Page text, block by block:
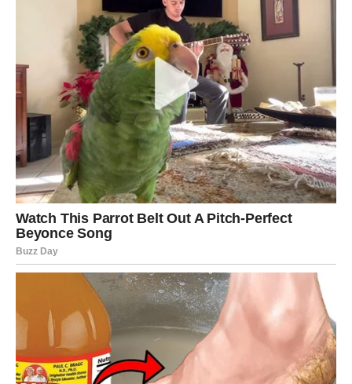
ako želiš obrok dodatno obogatiti, razmisli o sledećim
predlozima:
Prilozi koji se slažu savršeno:
Sezonska salata
– sveža zelena salata sa limunom ili
kupus salata.
Čorbica kao predjelo– blaga pileća ili paradajz čorba
lepo otvara apetit.
Hleb ili lepinja– domaći hleb ili topla lepinja
upotpuniće doživljaj.
Dodaci za aromu:
Malo rendanog kačkavaljapo vrhu pre završnog
pečenja može dodatno obogatiti koricu.